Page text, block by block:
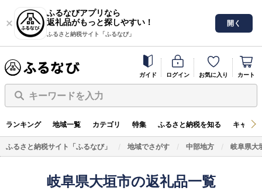
ふるなびアプリなら
返礼品がもっと探しやすい！
ふるさと納税サイト「ふるなび」
開く
ガイド ログイン お気に入り カート
キーワードを入力
ランキング 地域一覧 カテゴリ 特集 ふるさと納税を知る キャン
ふるさと納税サイト「ふるなび」 地域でさがす 中部地方 岐阜県大
岐阜県大垣市の返礼品一覧